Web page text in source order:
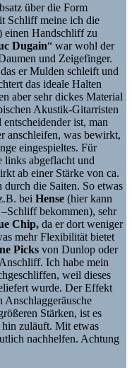
über die Form
Schliff meine ich die
Handschliff zu
Dugain“ war wohl der
und Zeigefinger.
er Mulden schleift und
das ideale Halten
aber sehr dickes Material
Akustik-Gitarristen
ist, man
anschleifen, was bewirkt,
eingespieltes. Für
links abgeflacht und
ab einer Stärke von ca.
die Saiten. So etwas
bei Hense (hier kann
bekommen), sehr
Chip, da er dort weniger
mehr Flexibilität bietet
Picks von Dunlop oder
Ich habe mein
weil dieses
wurde. Der Effekt
Stärken, ist es
zuläuft. Mit etwas
nachhelfen. Achtung